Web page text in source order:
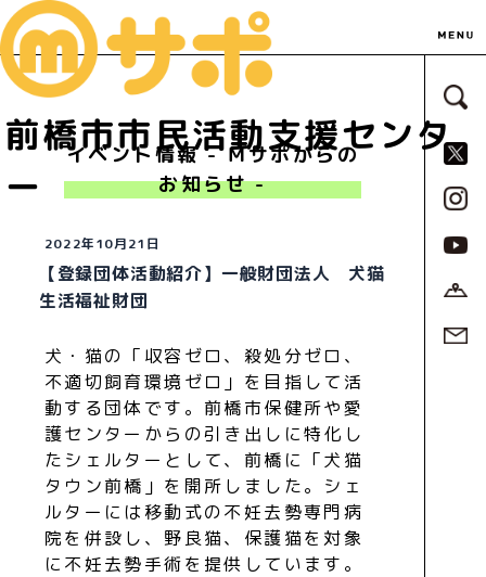
前橋市市民活動支援センタ
ー
サ
イベント情報 - Ｍサポからの
お知らせ -
2022年10月21日
【登録団体活動紹介】一般財団法人 犬猫
生活福祉財団
犬・猫の「収容ゼロ、殺処分ゼロ、
不適切飼育環境ゼロ」を目指して活
動する団体です。前橋市保健所や愛
護センターからの引き出しに特化し
たシェルターとして、前橋に「犬猫
タウン前橋」を開所しました。シェ
ルターには移動式の不妊去勢専門病
院を併設し、野良猫、保護猫を対象
に不妊去勢手術を提供しています。